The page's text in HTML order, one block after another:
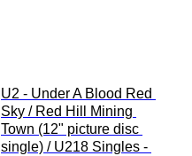
U2 - Under A Blood Red
Sky / Red Hill Mining
Town (12" picture disc
single) / U218 Singles -